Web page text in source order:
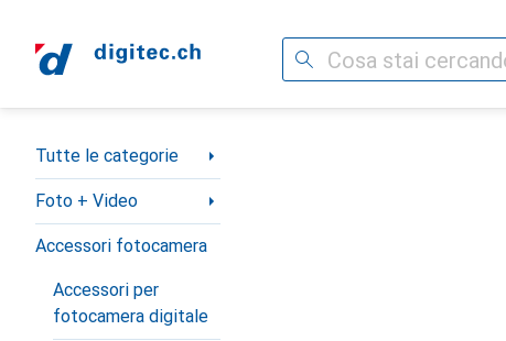
Cerca
Categoria Navigazione
Tutte le categorie
Foto + Video
Accessori fotocamera
Accessori per
fotocamera digitale